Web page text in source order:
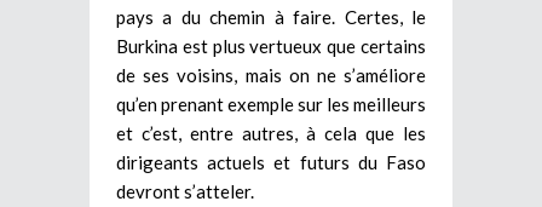
pays a du chemin à faire. Certes, le
Burkina est plus vertueux que certains
de ses voisins, mais on ne s’améliore
qu’en prenant exemple sur les meilleurs
et c’est, entre autres, à cela que les
dirigeants actuels et futurs du Faso
devront s’atteler.